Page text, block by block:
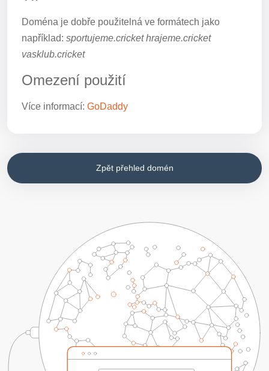
Doména je dobře použitelná ve formátech jako
například: sportujeme.cricket hrajeme.cricket
vasklub.cricket
Omezení použití
Více informací: GoDaddy
Zpět přehled domén